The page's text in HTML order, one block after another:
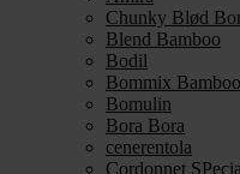
Chunky Blød
Blend Bamboo
Bodil
Bommix Bamboo
Bomulin
Bora Bora
cenerentola
Cordonnet